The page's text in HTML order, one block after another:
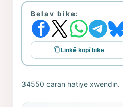
Belav bike:
Linkê kopî bike
34550 caran hatiye xwendin.